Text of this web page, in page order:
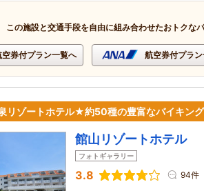
この施設と交通手段を自由に組み合わせたおトクな
空券付プラン一覧へ 航空券付プラ
リゾートホテル★約50種の豊富なバイキン
館山リゾートホテル
フォトギャラリー
3.8 94件